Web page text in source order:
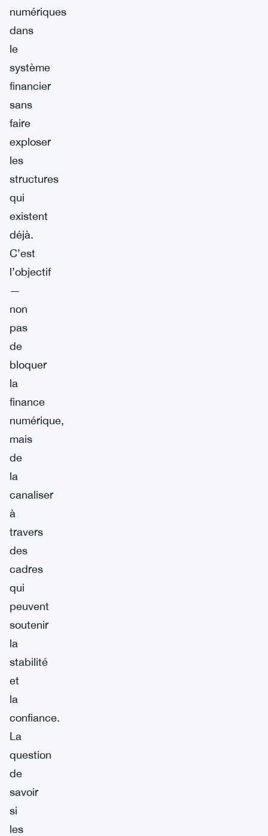
numériques
dans
le
système
financier
sans
faire
exploser
les
structures
qui
existent
déjà.
C’est
l’objectif
—
non
pas
de
bloquer
la
finance
numérique,
mais
de
la
canaliser
à
travers
des
cadres
qui
peuvent
soutenir
la
stabilité
et
la
confiance.
La
question
de
savoir
si
les